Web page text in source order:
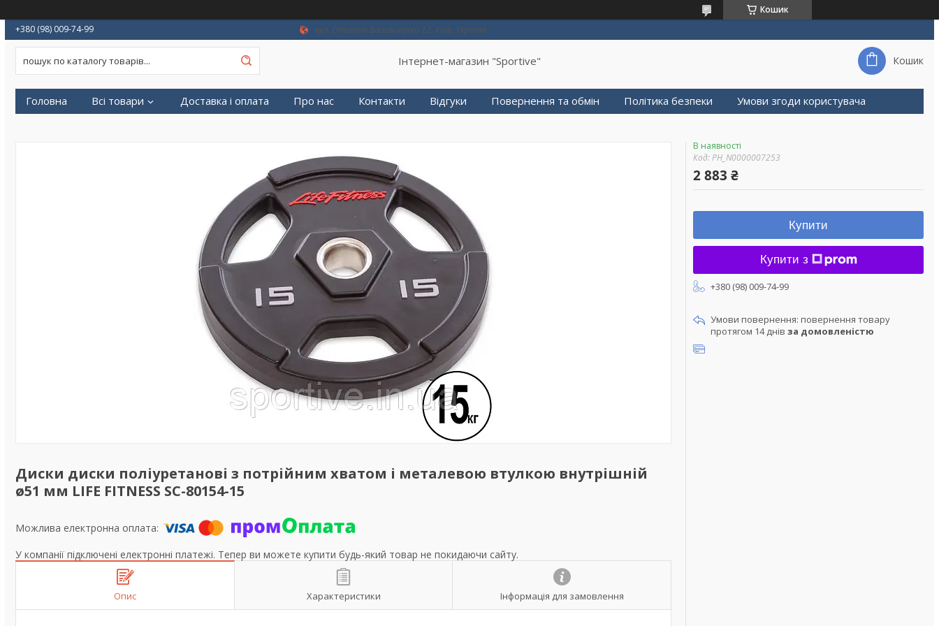
Кошик
+380 (98) 009-74-99
вул. Степана Васильченко 12, Київ, Україна
Інтернет-магазин "Sportive" Кошик
Головна Всі товари Доставка і оплата Про нас Контакти Відгуки Повернення та обмін Політика безпеки Умови згоди користувача
Диски диски поліуретанові з потрійним хватом і металевою втулкою внутрішній
ø51 мм LIFE FITNESS SC-80154-15
У компанії підключені електронні платежі. Тепер ви можете купити будь-який товар не покидаючи сайту.
Опис Характеристики Інформація для замовлення
В наявності
Код:PH_N0000007253
2 883 ₴
Купити
Купити з
+380 (98) 009-74-99
повернення товару
протягом 14 днів за домовленістю